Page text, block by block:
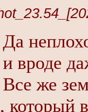
Да
и вроде
Все же
который